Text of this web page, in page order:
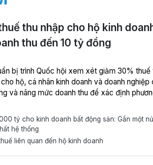
thu nhập cho hộ kinh
thu đến 10 tỷ đồng
bị trình Quốc hội xem xét giảm 30% thuế
hộ, cá nhân kinh doanh và doanh nghiệp
và nâng mức doanh thu để xác định
tỷ cho kinh doanh bất động sản: Gần một
hệ thống
liên quan đến hộ kinh doanh